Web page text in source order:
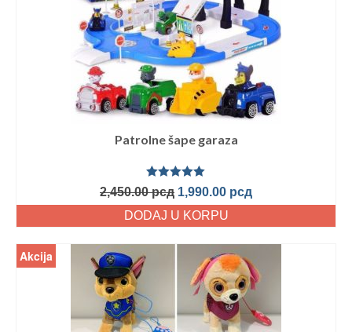
Patrolne šape garaza
Ocenjeno
sa5.00od
5
2,450.00рсд 1,990.00 рсд
DODAJ U KORPU
Akcija